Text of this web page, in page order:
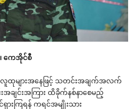
ကေအိုင်စီ
များအ‌နေဖြင့် သတင်းအချက်အလက်
အချင်းအကြား ထိခိုက်နစ်နာ‌စေမည့်
ားကြရန် ကရင်အမျိုးသား